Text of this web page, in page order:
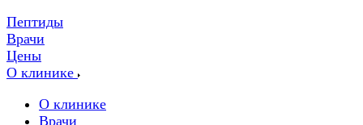
Пептиды
Врачи
Цены
О клинике
О клинике
Врачи